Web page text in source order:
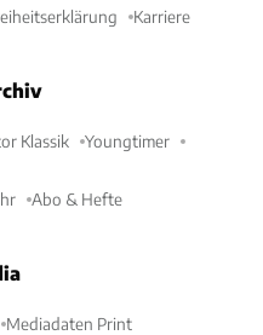
Karriere
Klassik Youngtimer
Abo & Hefte
Mediadaten Print